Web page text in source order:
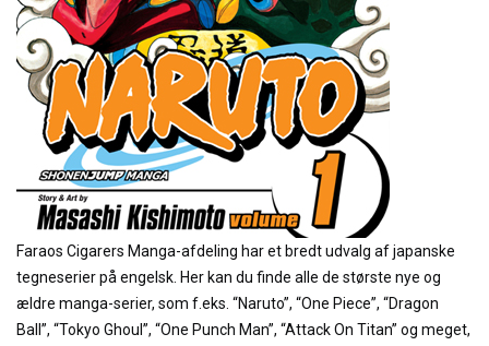
Faraos Cigarers Manga-afdeling har et bredt udvalg af japanske
tegneserier på engelsk. Her kan du finde alle de største nye og
ældre manga-serier, som f.eks. “Naruto”, “One Piece”, “Dragon
Ball”, “Tokyo Ghoul”, “One Punch Man”, “Attack On Titan” og meget,